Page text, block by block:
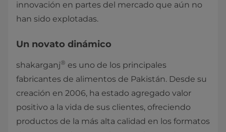
innovación en partes del mercado que aún no
han sido explotadas.
Un novato dinámico
shakarganj® es uno de los principales
fabricantes de alimentos de Pakistán. Desde su
creación en 2006, ha estado agregado valor
positivo a la vida de sus clientes, ofreciendo
productos de la más alta calidad en los formatos